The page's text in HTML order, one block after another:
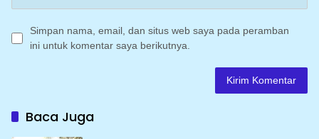
Simpan nama, email, dan situs web saya pada peramban
ini untuk komentar saya berikutnya.
Baca Juga